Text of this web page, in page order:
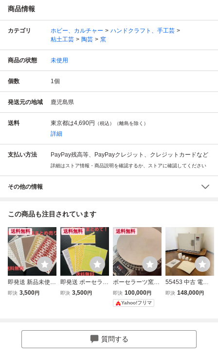
商品情報
カテゴリ ホビー、カルチャー
ハンドクラフト、手工芸
粘土工芸
陶芸 窯
商品の状態 未使用
個数 1個
発送元の地域 鹿児島県
送料 東京都は4,690円 （税込）（離島を除く）
詳細
支払い方法 PayPay残高等、PayPayクレジット、クレジットカードなど
詳細はストア情報・商品説明を確認するか、ストアに確認してください
その他の情報
この商品も注目されています
送料無料
即発送 新品未使用
ポーセラーツ 転写
即決 3,500円
送料無料
即発送 ポーセラー
ツ 転写紙 ガラス
即決 3,500円
送料無料
ポーセラーツ窯
日本ヴォーグ社 ト
ラベラーズキルン
説明書あり
即決 100,000円
Yahoo!フリマ
55453 中古 電気
炉 Goot グット電
即決 148,000円
質問する